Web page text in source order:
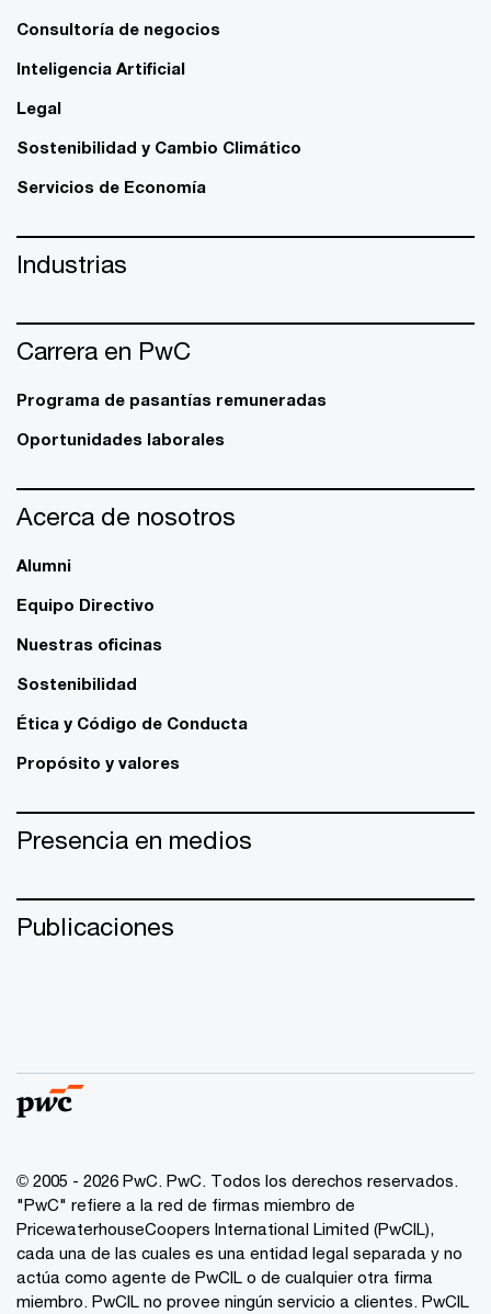
Consultoría de negocios
Inteligencia Artificial
Legal
Sostenibilidad y Cambio Climático
Servicios de Economía
Industrias
Carrera en PwC
Programa de pasantías remuneradas
Oportunidades laborales
Acerca de nosotros
Alumni
Equipo Directivo
Nuestras oficinas
Sostenibilidad
Ética y Código de Conducta
Propósito y valores
Presencia en medios
Publicaciones
© 2005 - 2026 PwC. PwC. Todos los derechos reservados.
"PwC" refiere a la red de firmas miembro de
PricewaterhouseCoopers International Limited (PwCIL),
cada una de las cuales es una entidad legal separada y no
actúa como agente de PwCIL o de cualquier otra firma
miembro. PwCIL no provee ningún servicio a clientes. PwCIL